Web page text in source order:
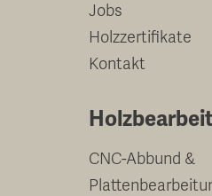
Jobs
Holzzertifikate
Kontakt
CNC-Abbund &